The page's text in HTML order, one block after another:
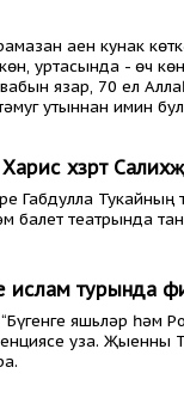
аен кунак
уртасында - өч
язар, 70 ел
утыннан имин
хәзрәт
Габдулла
балет театрында
ислам турында
яшьләр һәм
уза. Җыенны